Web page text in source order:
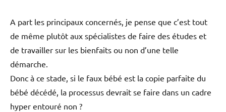
A part les principaux concernés, je pense que c’est tout
de même plutôt aux spécialistes de faire des études et
de travailler sur les bienfaits ou non d’une telle
démarche.
Donc à ce stade, si le faux bébé est la copie parfaite du
bébé décédé, la processus devrait se faire dans un cadre
hyper entouré non ?